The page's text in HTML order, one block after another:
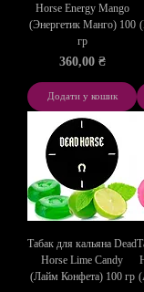
Horse Energy Mango
(Энергетик Манго) 100
гр
Ціна
360,00 ₴
Додати у кошик
Табак для кальяна Dead
Horse Lime Candy
(Лайм Конфета) 100 гр